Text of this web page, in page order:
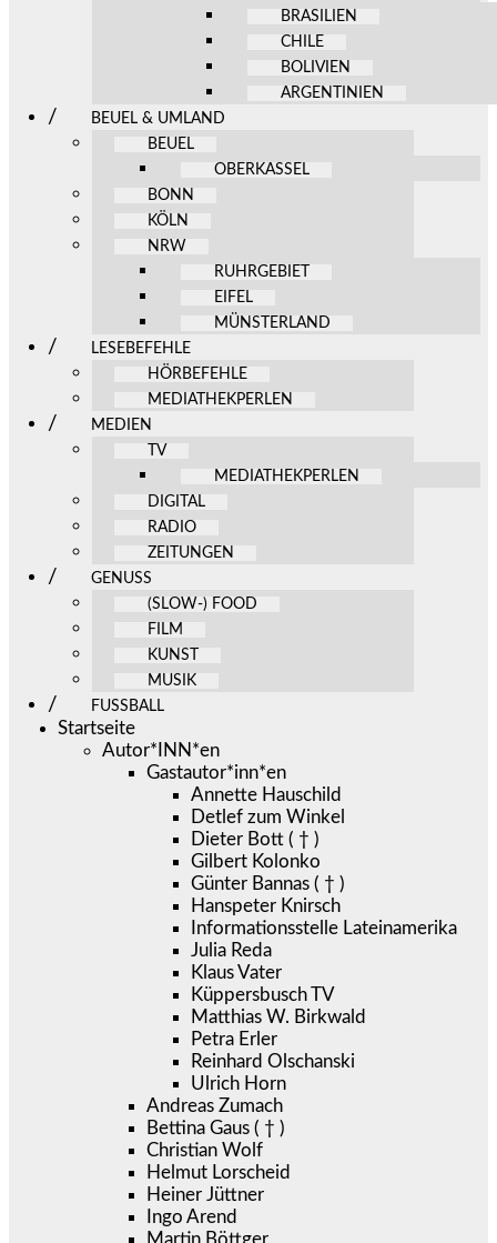
BRASILIEN
CHILE
BOLIVIEN
ARGENTINIEN
BEUEL & UMLAND
BEUEL
OBERKASSEL
BONN
KÖLN
NRW
RUHRGEBIET
EIFEL
MÜNSTERLAND
LESEBEFEHLE
HÖRBEFEHLE
MEDIATHEKPERLEN
MEDIEN
TV
MEDIATHEKPERLEN
DIGITAL
RADIO
ZEITUNGEN
GENUSS
(SLOW-) FOOD
FILM
KUNST
MUSIK
FUSSBALL
Startseite
Autor*INN*en
Gastautor*inn*en
Annette Hauschild
Detlef zum Winkel
Dieter Bott ( † )
Gilbert Kolonko
Günter Bannas ( † )
Hanspeter Knirsch
Informationsstelle Lateinamerika
Julia Reda
Klaus Vater
Küppersbusch TV
Matthias W. Birkwald
Petra Erler
Reinhard Olschanski
Ulrich Horn
Andreas Zumach
Bettina Gaus ( † )
Christian Wolf
Helmut Lorscheid
Heiner Jüttner
Ingo Arend
Martin Böttger